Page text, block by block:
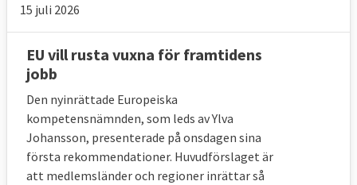
4. På vilket annat sätt kan fack och
arbetsgivare påverka EU?
Genom sociala toppmöten, EESK och
politiska kanaler.
Arbetsmarknadsparterna ska även
15 juli 2026
EU vill rusta vuxna för framtidens
jobb
Den nyinrättade Europeiska
kompetensnämnden, som leds av Ylva
Johansson, presenterade på onsdagen sina
första rekommendationer. Huvudförslaget är
att medlemsländer och regioner inrättar så